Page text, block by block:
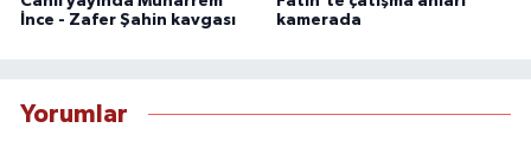
İnce - Zafer Şahin kavgası
kamerada
Yorumlar